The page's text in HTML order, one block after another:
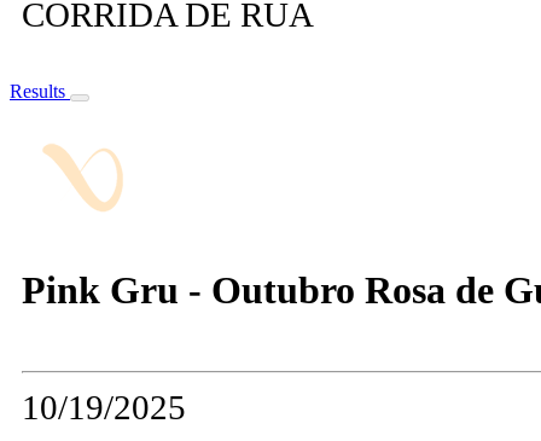
CORRIDA DE RUA
Results
Pink Gru - Outubro Rosa de
10/19/2025